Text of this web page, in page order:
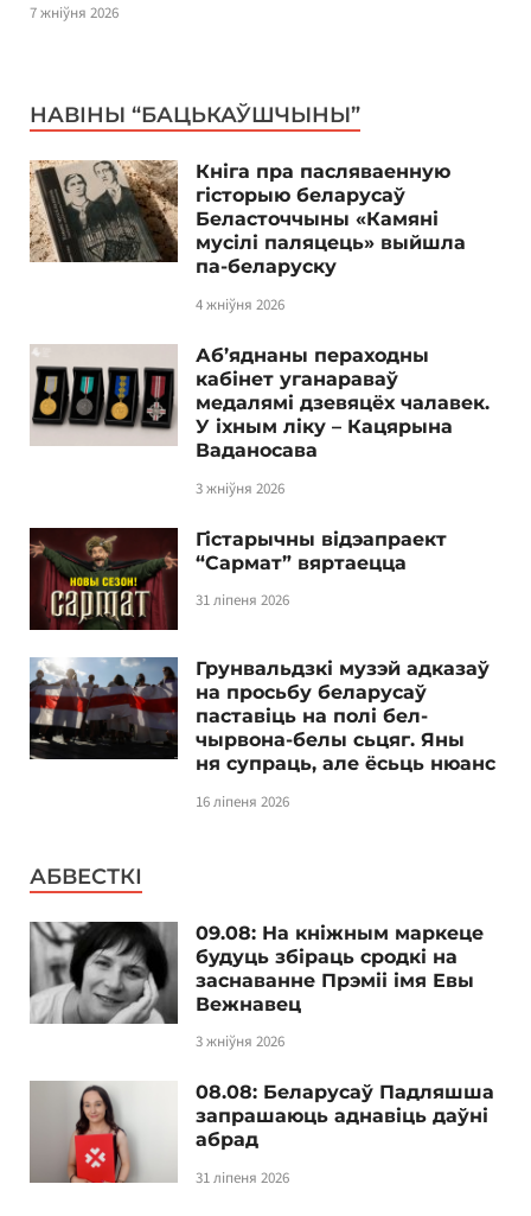
7 жніўня 2026
НАВІНЫ “БАЦЬКАЎШЧЫНЫ”
Кніга пра пасляваенную
гісторыю беларусаў
Беласточчыны «Камяні
мусілі паляцець» выйшла
па-беларуску
4 жніўня 2026
Аб’яднаны пераходны
кабінет уганараваў
медалямі дзевяцёх чалавек.
У іхным ліку – Кацярына
Ваданосава
3 жніўня 2026
Гістарычны відэапраект
“Сармат” вяртаецца
31 ліпеня 2026
Грунвальдзкі музэй адказаў
на просьбу беларусаў
паставіць на полі бел-
чырвона-белы сьцяг. Яны
ня супраць, але ёсьць нюанс
16 ліпеня 2026
АБВЕСТКІ
09.08: На кніжным маркеце
будуць збіраць сродкі на
заснаванне Прэміі імя Евы
Вежнавец
3 жніўня 2026
08.08: Беларусаў Падляшша
запрашаюць аднавіць даўні
абрад
31 ліпеня 2026